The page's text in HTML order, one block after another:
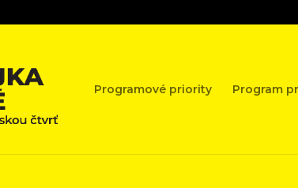
Programové priority Program